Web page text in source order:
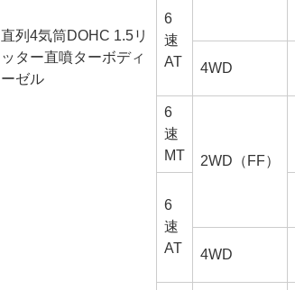
直列4気筒DOHC 1.5リ
ッター直噴ターボディ
ーゼル
6
速
AT
4WD
6
速
MT
2WD（FF）
6
速
AT
4WD